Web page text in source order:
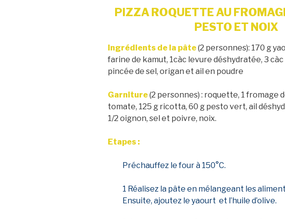
PIZZA ROQUETTE AU
PESTO ET NOIX
Ingrédients de la pâte(2 personnes): 170 g
farine de kamut, 1càc levure déshydratée, 3 càc
pincée de sel, origan et ail en poudre
Garniture(2 personnes) : roquette, 1 fromage
tomate, 125 g ricotta, 60 g pesto vert, ail
1/2 oignon, sel et poivre, noix.
Etapes :
Préchauffez le four à 150°C.
1 Réalisez la pâte en mélangeant les
Ensuite, ajoutez le yaourt et l’huile d’olive.